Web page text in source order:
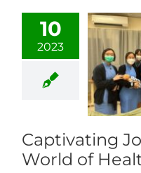
10
2023
Captivating
World of